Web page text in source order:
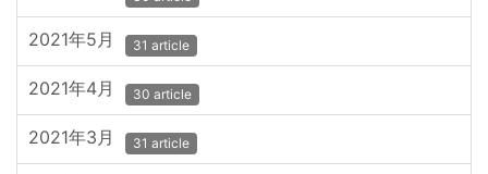
2021年5月 31 article
2021年4月 30 article
2021年3月 31 article